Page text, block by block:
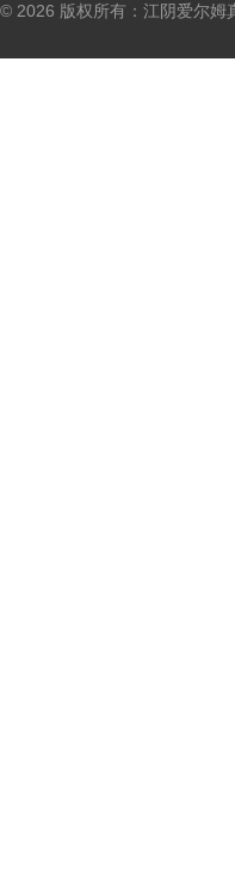
© 2026 版权所有：江阴爱尔姆